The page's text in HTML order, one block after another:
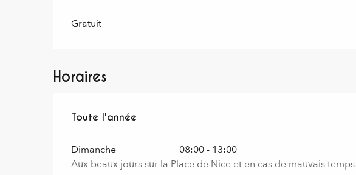
Gratuit
Horaires
Toute l'année
Toute l'année
Dimanche
08:00 - 13:00
Aux beaux jours sur la Place de Nice et en cas de mauvais